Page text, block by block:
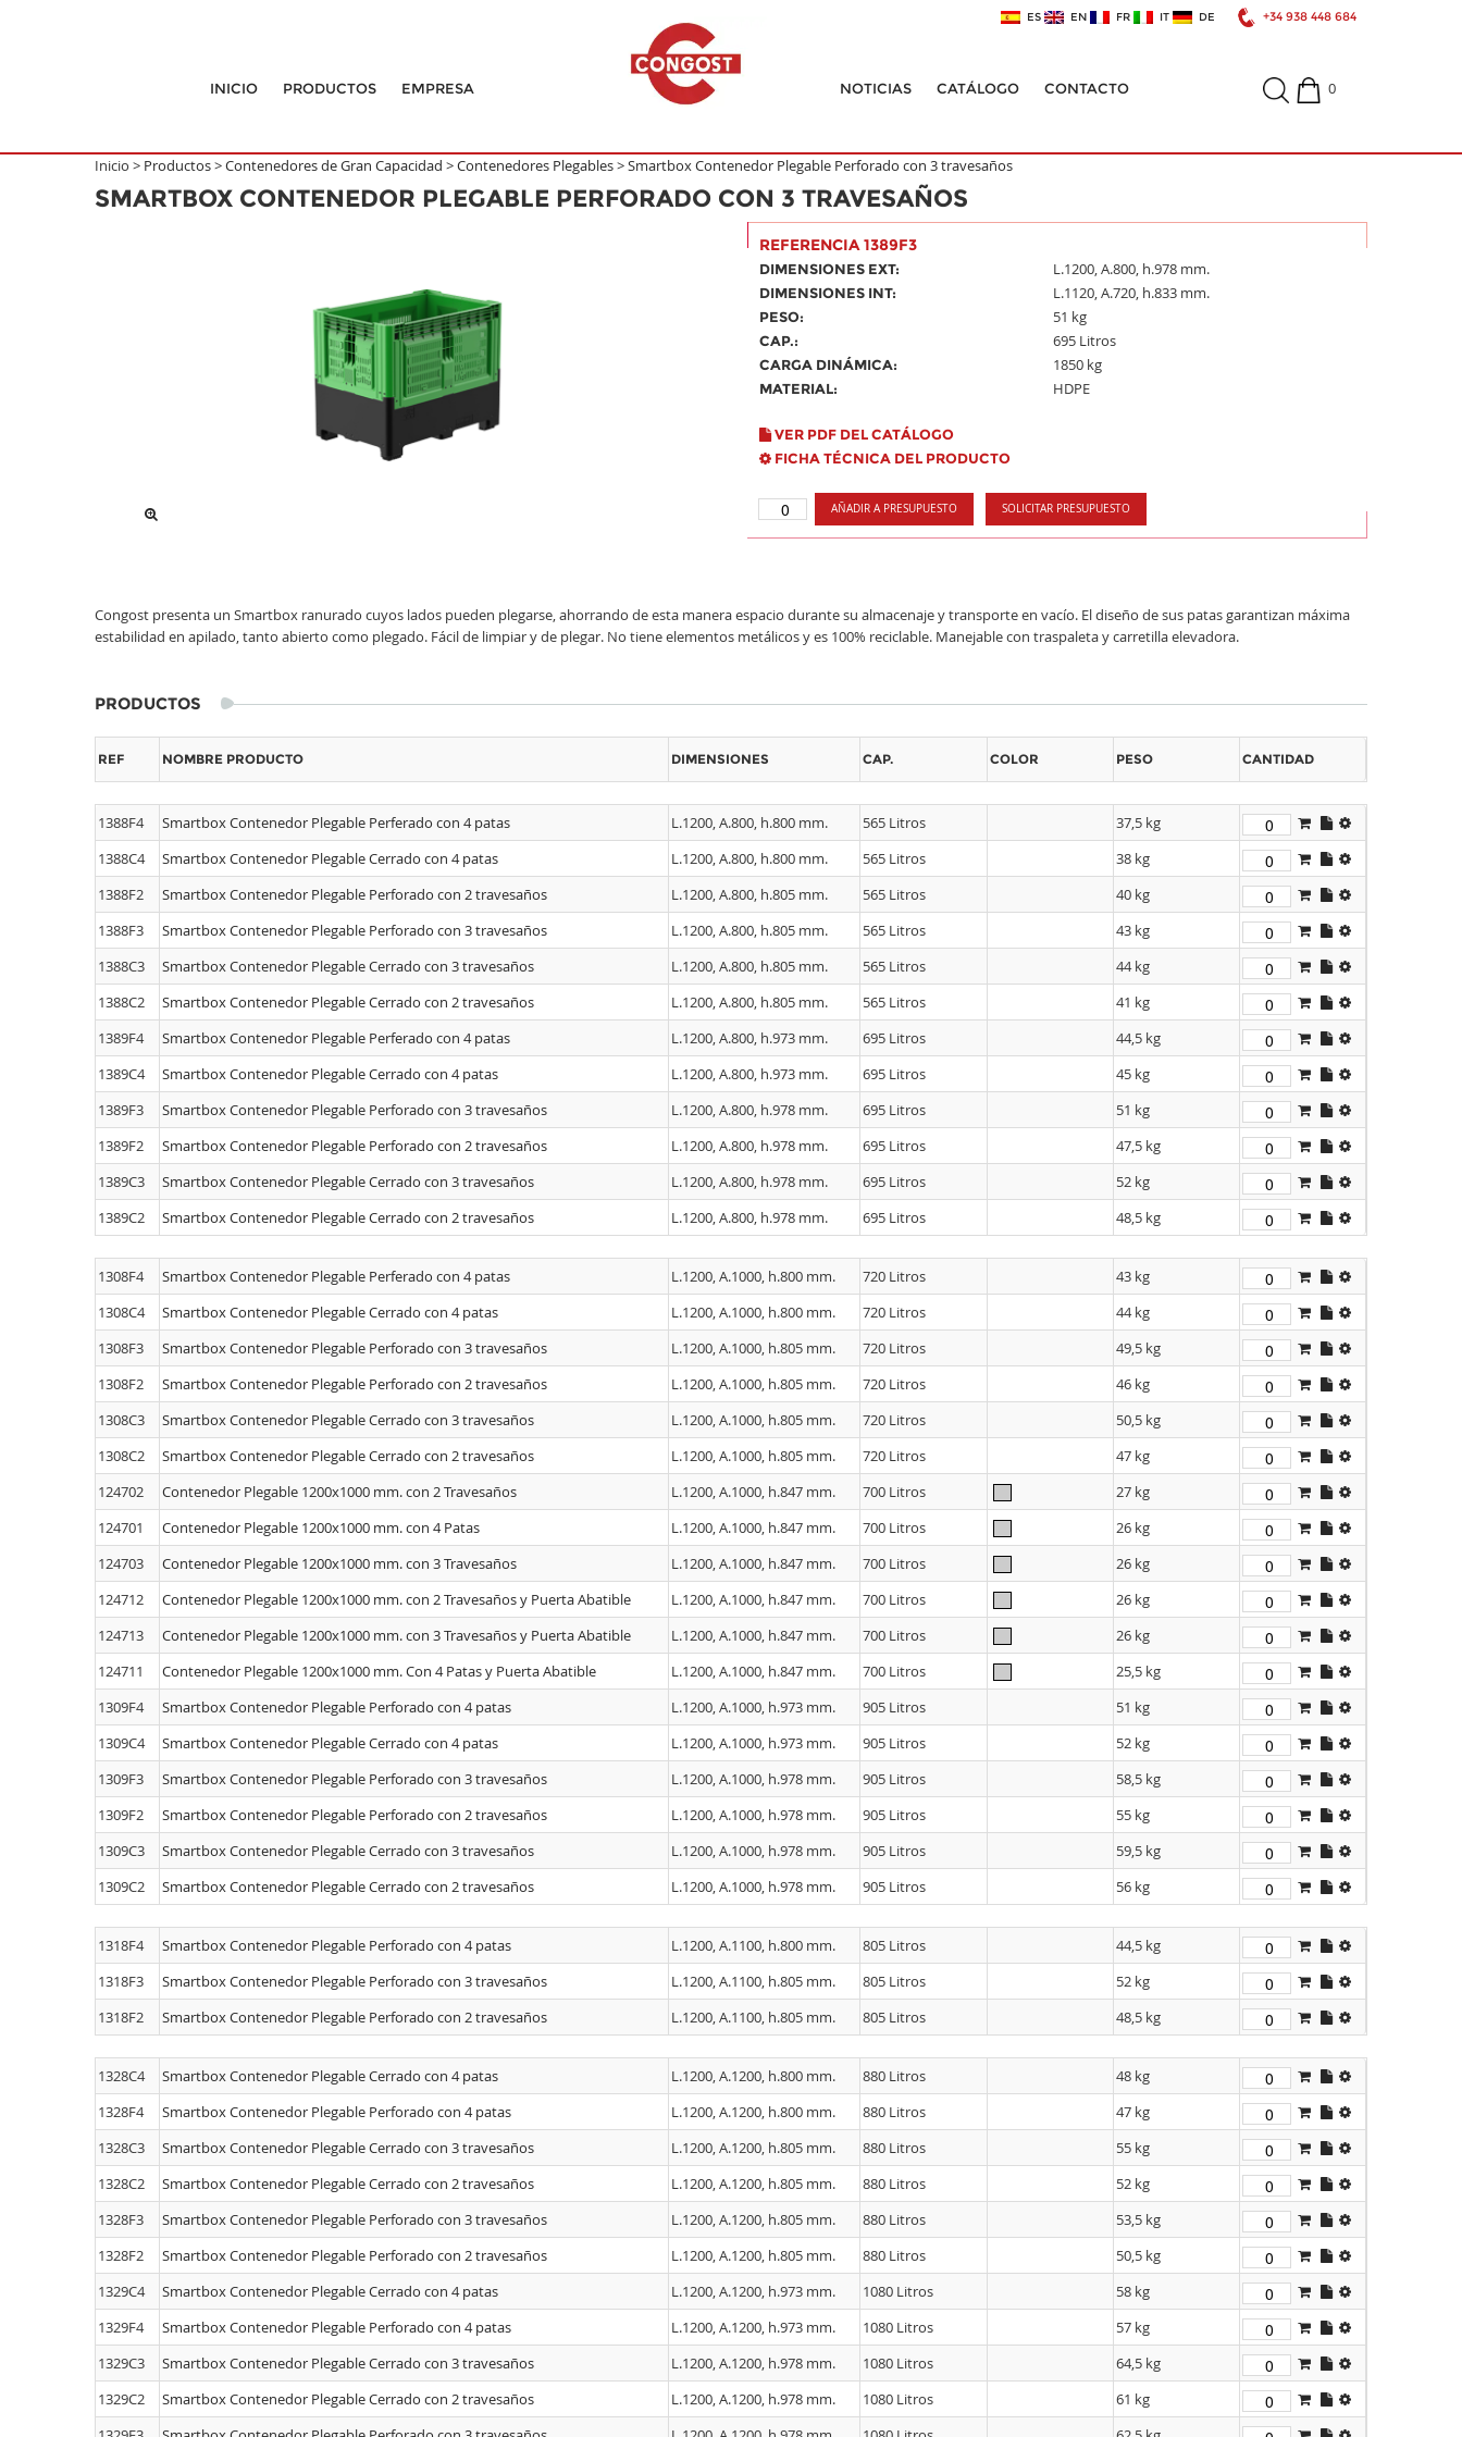
ES EN FR IT DE +34 938 448 684
INICIO PRODUCTOS EMPRESA NOTICIAS CATÁLOGO CONTACTO 0
Inicio > Productos>Contenedores de Gran Capacidad >Contenedores Plegables>Smartbox Contenedor Plegable Perforado con 3 travesaños
SMARTBOX CONTENEDOR PLEGABLE PERFORADO CON 3 TRAVESAÑOS
REFERENCIA 1389F3
DIMENSIONES EXT: L.1200, A.800, h.978 mm.
DIMENSIONES INT: L.1120, A.720, h.833 mm.
PESO: 51 kg
CAP.: 695 Litros
CARGA DINÁMICA: 1850 kg
MATERIAL: HDPE
VER PDF DEL CATÁLOGO
FICHA TÉCNICA DEL PRODUCTO
AÑADIR A PRESUPUESTO SOLICITAR PRESUPUESTO
Congost presenta un Smartbox ranurado cuyos lados pueden plegarse, ahorrando de esta manera espacio durante su almacenaje y transporte en vacío. El diseño de sus patas garantizan máxima
estabilidad en apilado, tanto abierto como plegado. Fácil de limpiar y de plegar. No tiene elementos metálicos y es 100% reciclable. Manejable con traspaleta y carretilla elevadora.
PRODUCTOS
REF NOMBRE PRODUCTO DIMENSIONES CAP. COLOR PESO CANTIDAD
1388F4 Smartbox Contenedor Plegable Perferado con 4 patas L.1200, A.800, h.800 mm. 565 Litros
37,5 kg
1388C4
Smartbox Contenedor Plegable Cerrado con 4 patas L.1200, A.800, h.800 mm. 565 Litros
38 kg
1388F2
Smartbox Contenedor Plegable Perforado con 2 travesaños L.1200, A.800, h.805 mm. 565 Litros
40 kg
1388F3
Smartbox Contenedor Plegable Perforado con 3 travesaños L.1200, A.800, h.805 mm. 565 Litros
43 kg
1388C3
Smartbox Contenedor Plegable Cerrado con 3 travesaños L.1200, A.800, h.805 mm. 565 Litros
44 kg
1388C2
Smartbox Contenedor Plegable Cerrado con 2 travesaños L.1200, A.800, h.805 mm. 565 Litros
41 kg
1389F4
Smartbox Contenedor Plegable Perferado con 4 patas L.1200, A.800, h.973 mm. 695 Litros
44,5 kg
1389C4
Smartbox Contenedor Plegable Cerrado con 4 patas L.1200, A.800, h.973 mm. 695 Litros
45 kg
1389F3
Smartbox Contenedor Plegable Perforado con 3 travesaños L.1200, A.800, h.978 mm. 695 Litros
51 kg
1389F2
Smartbox Contenedor Plegable Perforado con 2 travesaños L.1200, A.800, h.978 mm. 695 Litros
47,5 kg
1389C3
Smartbox Contenedor Plegable Cerrado con 3 travesaños L.1200, A.800, h.978 mm. 695 Litros
52 kg
1389C2
Smartbox Contenedor Plegable Cerrado con 2 travesaños L.1200, A.800, h.978 mm. 695 Litros 48,5 kg
1308F4 Smartbox Contenedor Plegable Perferado con 4 patas L.1200, A.1000, h.800 mm. 720 Litros
43 kg
1308C4
Smartbox Contenedor Plegable Cerrado con 4 patas L.1200, A.1000, h.800 mm. 720 Litros
44 kg
1308F3
Smartbox Contenedor Plegable Perforado con 3 travesaños L.1200, A.1000, h.805 mm. 720 Litros
49,5 kg
1308F2
Smartbox Contenedor Plegable Perforado con 2 travesaños L.1200, A.1000, h.805 mm. 720 Litros
46 kg
1308C3
Smartbox Contenedor Plegable Cerrado con 3 travesaños L.1200, A.1000, h.805 mm. 720 Litros
50,5 kg
1308C2
Smartbox Contenedor Plegable Cerrado con 2 travesaños L.1200, A.1000, h.805 mm. 720 Litros
47 kg
124702
Contenedor Plegable 1200x1000 mm. con 2 Travesaños L.1200, A.1000, h.847 mm. 700 Litros
27 kg
124701
Contenedor Plegable 1200x1000 mm. con 4 Patas L.1200, A.1000, h.847 mm. 700 Litros
26 kg
124703
Contenedor Plegable 1200x1000 mm. con 3 Travesaños L.1200, A.1000, h.847 mm. 700 Litros
26 kg
124712
Contenedor Plegable 1200x1000 mm. con 2 Travesaños y Puerta Abatible L.1200, A.1000, h.847 mm. 700 Litros
26 kg
124713
Contenedor Plegable 1200x1000 mm. con 3 Travesaños y Puerta Abatible L.1200, A.1000, h.847 mm. 700 Litros
26 kg
124711
Contenedor Plegable 1200x1000 mm. Con 4 Patas y Puerta Abatible L.1200, A.1000, h.847 mm. 700 Litros
25,5 kg
1309F4
Smartbox Contenedor Plegable Perforado con 4 patas L.1200, A.1000, h.973 mm. 905 Litros
51 kg
1309C4
Smartbox Contenedor Plegable Cerrado con 4 patas L.1200, A.1000, h.973 mm. 905 Litros
52 kg
1309F3
Smartbox Contenedor Plegable Perforado con 3 travesaños L.1200, A.1000, h.978 mm. 905 Litros
58,5 kg
1309F2
Smartbox Contenedor Plegable Perforado con 2 travesaños L.1200, A.1000, h.978 mm. 905 Litros
55 kg
1309C3
Smartbox Contenedor Plegable Cerrado con 3 travesaños L.1200, A.1000, h.978 mm. 905 Litros
59,5 kg
1309C2
Smartbox Contenedor Plegable Cerrado con 2 travesaños L.1200, A.1000, h.978 mm. 905 Litros 56 kg
1318F4 Smartbox Contenedor Plegable Perforado con 4 patas L.1200, A.1100, h.800 mm. 805 Litros
44,5 kg
1318F3
Smartbox Contenedor Plegable Perforado con 3 travesaños L.1200, A.1100, h.805 mm. 805 Litros
52 kg
1318F2
Smartbox Contenedor Plegable Perforado con 2 travesaños L.1200, A.1100, h.805 mm. 805 Litros 48,5 kg
1328C4 Smartbox Contenedor Plegable Cerrado con 4 patas L.1200, A.1200, h.800 mm. 880 Litros
48 kg
1328F4
Smartbox Contenedor Plegable Perforado con 4 patas L.1200, A.1200, h.800 mm. 880 Litros
47 kg
1328C3
Smartbox Contenedor Plegable Cerrado con 3 travesaños L.1200, A.1200, h.805 mm. 880 Litros
55 kg
1328C2
Smartbox Contenedor Plegable Cerrado con 2 travesaños L.1200, A.1200, h.805 mm. 880 Litros
52 kg
1328F3
Smartbox Contenedor Plegable Perforado con 3 travesaños L.1200, A.1200, h.805 mm. 880 Litros
53,5 kg
1328F2
Smartbox Contenedor Plegable Perforado con 2 travesaños L.1200, A.1200, h.805 mm. 880 Litros
50,5 kg
1329C4
Smartbox Contenedor Plegable Cerrado con 4 patas L.1200, A.1200, h.973 mm. 1080 Litros
58 kg
1329F4
Smartbox Contenedor Plegable Perforado con 4 patas L.1200, A.1200, h.973 mm. 1080 Litros
57 kg
1329C3
Smartbox Contenedor Plegable Cerrado con 3 travesaños L.1200, A.1200, h.978 mm. 1080 Litros
64,5 kg
1329C2
Smartbox Contenedor Plegable Cerrado con 2 travesaños L.1200, A.1200, h.978 mm. 1080 Litros
61 kg